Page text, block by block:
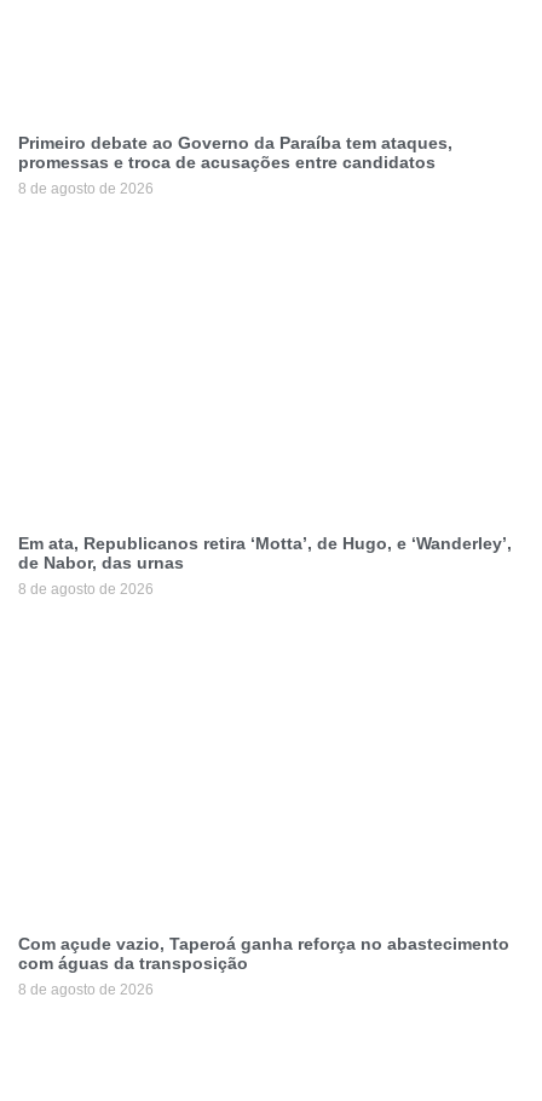
Primeiro debate ao Governo da Paraíba tem ataques,
promessas e troca de acusações entre candidatos
8 de agosto de 2026
Em ata, Republicanos retira ‘Motta’, de Hugo, e ‘Wanderley’,
de Nabor, das urnas
8 de agosto de 2026
Com açude vazio, Taperoá ganha reforça no abastecimento
com águas da transposição
8 de agosto de 2026